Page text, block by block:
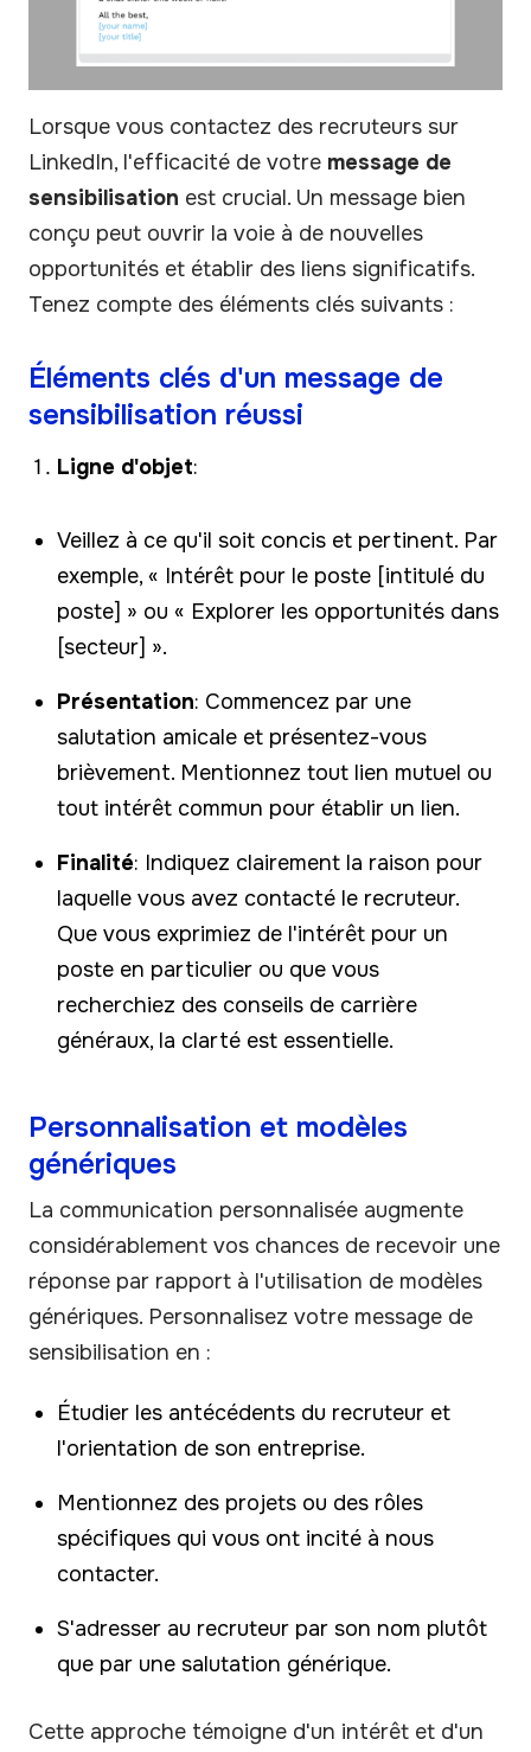
Lorsque vous contactez des recruteurs sur
LinkedIn, l'efficacité de votre message de
sensibilisation est crucial. Un message bien
conçu peut ouvrir la voie à de nouvelles
opportunités et établir des liens significatifs.
Tenez compte des éléments clés suivants :
Éléments clés d'un message de
sensibilisation réussi
Ligne d'objet:
Veillez à ce qu'il soit concis et pertinent. Par
exemple, « Intérêt pour le poste [intitulé du
poste] » ou « Explorer les opportunités dans
[secteur] ».
Présentation: Commencez par une
salutation amicale et présentez-vous
brièvement. Mentionnez tout lien mutuel ou
tout intérêt commun pour établir un lien.
Finalité: Indiquez clairement la raison pour
laquelle vous avez contacté le recruteur.
Que vous exprimiez de l'intérêt pour un
poste en particulier ou que vous
recherchiez des conseils de carrière
généraux, la clarté est essentielle.
Personnalisation et modèles
génériques
La communication personnalisée augmente
considérablement vos chances de recevoir une
réponse par rapport à l'utilisation de modèles
génériques. Personnalisez votre message de
sensibilisation en :
Étudier les antécédents du recruteur et
l'orientation de son entreprise.
Mentionnez des projets ou des rôles
spécifiques qui vous ont incité à nous
contacter.
S'adresser au recruteur par son nom plutôt
que par une salutation générique.
Cette approche témoigne d'un intérêt et d'un